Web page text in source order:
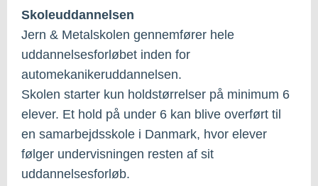
Skoleuddannelsen
Jern & Metalskolen gennemfører hele
uddannelsesforløbet inden for
automekanikeruddannelsen.
Skolen starter kun holdstørrelser på minimum 6
elever. Et hold på under 6 kan blive overført til
en samarbejdsskole i Danmark, hvor elever
følger undervisningen resten af sit
uddannelsesforløb.